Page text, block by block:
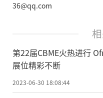
36@qq.com
第22届CBME火热进行
展位精彩不断
2023-06-30 18:08:44